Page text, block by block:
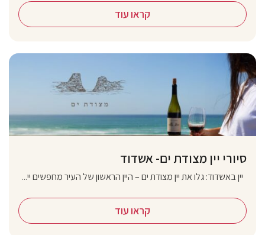
קראו עוד
סיורי יין מצודת ים- אשדוד
יין באשדוד: גלו את יין מצודת ים – היין הראשון של העיר מחפשים יי...
קראו עוד